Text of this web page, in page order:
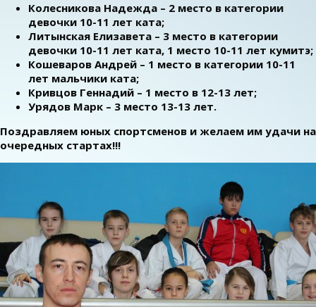
Колесникова Надежда – 2 место в категории
девочки 10-11 лет ката;
Литынская Елизавета – 3 место в категории
девочки 10-11 лет ката, 1 место 10-11 лет кумитэ;
Кошеваров Андрей – 1 место в категории 10-11
лет мальчики ката;
Кривцов Геннадий – 1 место в 12-13 лет;
Урядов Марк – 3 место 13-13 лет.
Поздравляем юных спортсменов и желаем им удачи на
очередных стартах!!!